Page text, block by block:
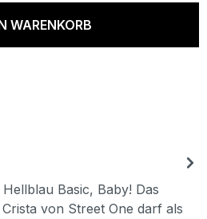
WARENKORB
Basic, Baby! Das
von Street One darf als